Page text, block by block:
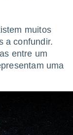
muitos
a confundir.
entre um
uma